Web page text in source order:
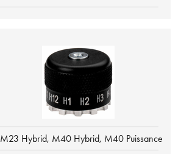
M23 Hybrid, M40 Hybrid, M40 Puissance